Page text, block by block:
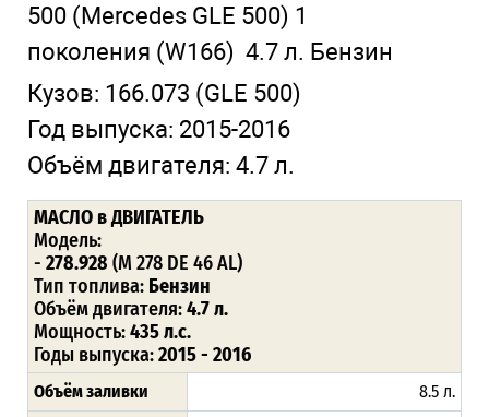
500 (Mercedes GLE 500) 1
поколения (W166) 4.7 л. Бензин
Кузов: 166.073 (GLE 500)
Год выпуска: 2015-2016
Объём двигателя: 4.7 л.
МАСЛО в ДВИГАТЕЛЬ
Модель:
- 278.928 (M 278 DE 46 AL)
Тип топлива: Бензин
Объём двигателя:4.7 л.
Мощность:435 л.с.
Годы выпуска:2015 - 2016
Объём заливки 8.5 л.